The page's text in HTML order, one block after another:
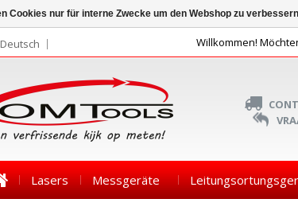
Deutsch Willkommen!
Lasers Messgeräte
Cookies nur für interne Zwecke um den Webshop zu